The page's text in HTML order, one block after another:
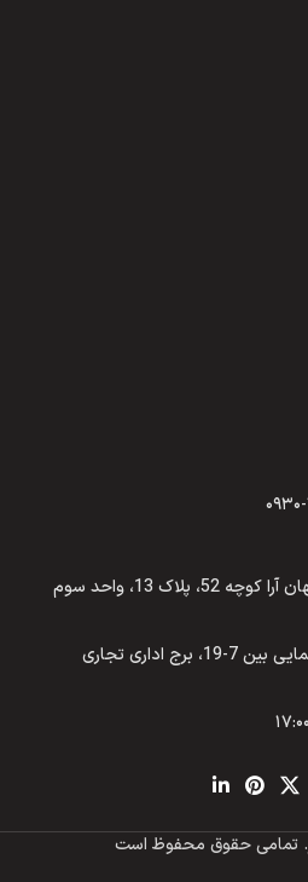
تهران: یوسف‌آباد، خیابان جهان آرا کوچه 52، پلاک 13، واحد سوم
مشهد: احمدآباد خیابان راهنمایی بین 7-19، برج اداری تجاری
. تمامی حقوق محفوظ است